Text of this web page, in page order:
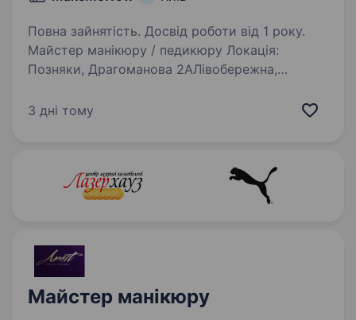
Повна зайнятість. Досвід роботи від 1 року.
Майстер манікюру / педикюру Локація:
Позняки, Драгоманова 2АЛівобережна,
ЖК Варшавський, О.Олеся 4аMakemeWOW —
3 дні тому
Майстер манікюру